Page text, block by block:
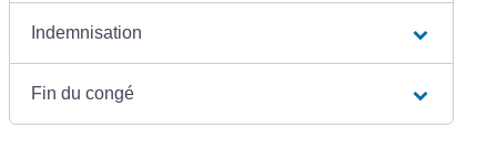
Indemnisation
Fin du congé